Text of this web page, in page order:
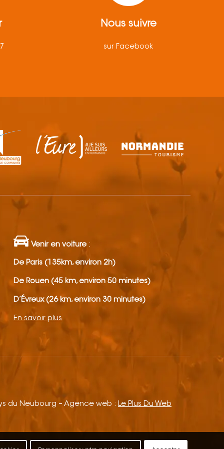
Nous suivre
sur Facebook
Venir en voiture :
De Paris (135km, environ 2h)
De Rouen (45 km, environ 50 minutes)
D’Évreux (26 km, environ 30 minutes)
En savoir plus
du Neubourg – Agence web : Le Plus Du Web